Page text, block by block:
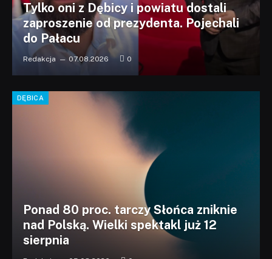
Tylko oni z Dębicy i powiatu dostali
zaproszenie od prezydenta. Pojechali
do Pałacu
Redakcja 07.08.2026 0
DĘBICA
Ponad 80 proc. tarczy Słońca zniknie
nad Polską. Wielki spektakl już 12
sierpnia